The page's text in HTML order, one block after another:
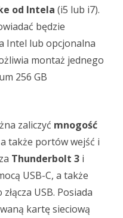
od Intela (i5 lub i7).
będzie
Intel lub opcjonalna
montaż jednego
256 GB
zaliczyć mnogość
także portów wejść i
Thunderbolt 3 i
USB-C, a także
USB. Posiada
kartę sieciową